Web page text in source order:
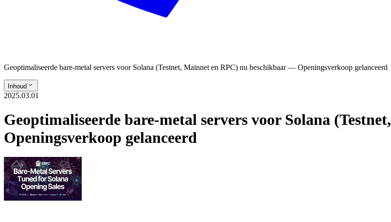
Geoptimaliseerde bare-metal servers voor Solana (Testnet, Mainnet en RPC) nu beschikbaar — Openingsverkoop gelanceerd
Inhoud
2025.03.01
Geoptimaliseerde bare-metal servers voor Solana
Openingsverkoop gelanceerd